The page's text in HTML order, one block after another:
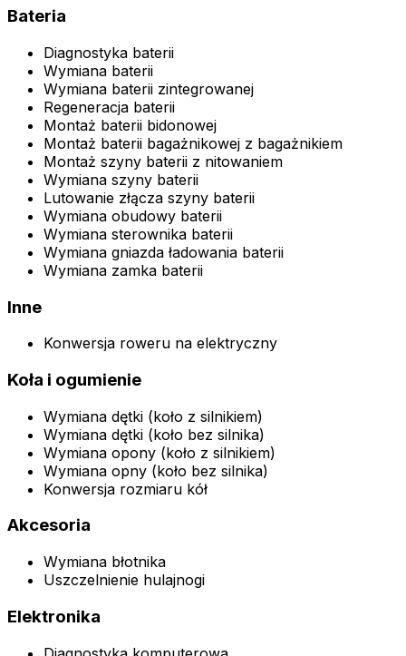
Bateria
Diagnostyka baterii
Wymiana baterii
Wymiana baterii zintegrowanej
Regeneracja baterii
Montaż baterii bidonowej
Montaż baterii bagażnikowej z bagażnikiem
Montaż szyny baterii z nitowaniem
Wymiana szyny baterii
Lutowanie złącza szyny baterii
Wymiana obudowy baterii
Wymiana sterownika baterii
Wymiana gniazda ładowania baterii
Wymiana zamka baterii
Inne
Konwersja roweru na elektryczny
Koła i ogumienie
Wymiana dętki (koło z silnikiem)
Wymiana dętki (koło bez silnika)
Wymiana opony (koło z silnikiem)
Wymiana opny (koło bez silnika)
Konwersja rozmiaru kół
Akcesoria
Wymiana błotnika
Uszczelnienie hulajnogi
Elektronika